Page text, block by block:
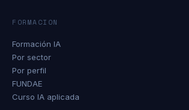
FORMACION
Formación IA
Por sector
Por perfil
FUNDAE
Curso IA aplicada